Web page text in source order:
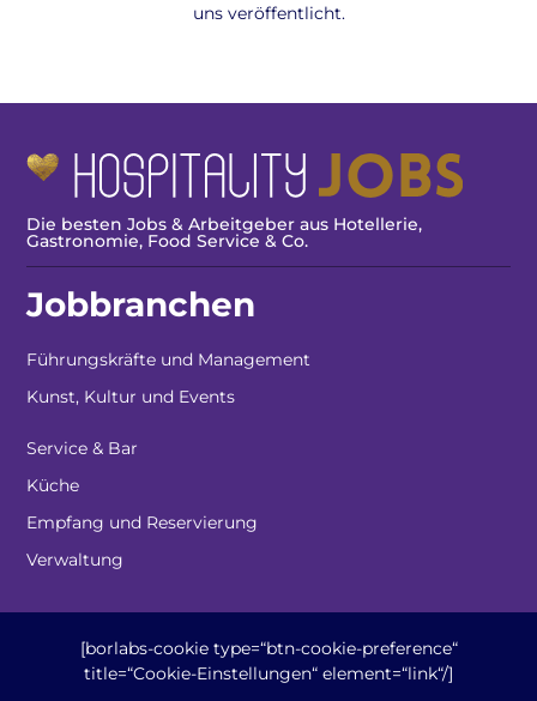
uns veröffentlicht.
Die besten Jobs & Arbeitgeber aus Hotellerie,
Gastronomie, Food Service & Co.
Jobbranchen
Führungskräfte und Management
Kunst, Kultur und Events
Service & Bar
Küche
Empfang und Reservierung
Verwaltung
[borlabs-cookie type=“btn-cookie-preference“
title=“Cookie-Einstellungen“ element=“link“/]